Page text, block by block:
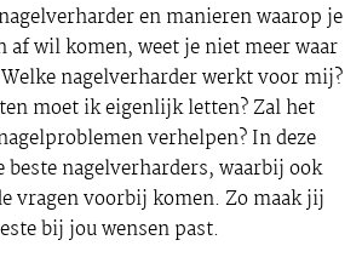
en manieren waarop je
af wil komen, weet je niet meer waar
nagelverharder werkt voor mij?
moet ik eigenlijk letten? Zal het
verhelpen? In deze
beste nagelverharders, waarbij ook
vragen voorbij komen. Zo maak jij
bij jou wensen past.